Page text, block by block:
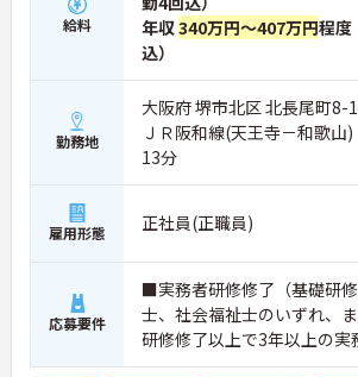
給料
年収340万円～407万円程度
込）
勤務地
大阪府 堺市北区 北長尾町8-
ＪＲ阪和線(天王寺－和歌山
13分
雇用形態 正社員(正職員)
応募要件
■実務者研修修了（基礎研
士、社会福祉士のいずれ、
研修修了以上で3年以上の実